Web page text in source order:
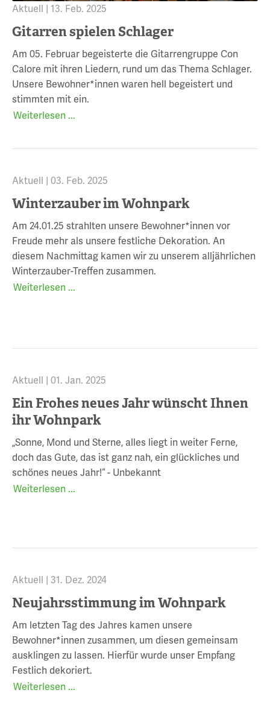
Aktuell | 13. Feb. 2025
Gitarren spielen Schlager
Am 05. Februar begeisterte die Gitarrengruppe Con
Calore mit ihren Liedern, rund um das Thema Schlager.
Unsere Bewohner*innen waren hell begeistert und
stimmten mit ein.
Weiterlesen ...
Aktuell | 03. Feb. 2025
Winterzauber im Wohnpark
Am 24.01.25 strahlten unsere Bewohner*innen vor
Freude mehr als unsere festliche Dekoration. An
diesem Nachmittag kamen wir zu unserem alljährlichen
Winterzauber-Treffen zusammen.
Weiterlesen ...
Aktuell | 01. Jan. 2025
Ein Frohes neues Jahr wünscht Ihnen
ihr Wohnpark
„Sonne, Mond und Sterne, alles liegt in weiter Ferne,
doch das Gute, das ist ganz nah, ein glückliches und
schönes neues Jahr!“ - Unbekannt
Weiterlesen ...
Aktuell | 31. Dez. 2024
Neujahrsstimmung im Wohnpark
Am letzten Tag des Jahres kamen unsere
Bewohner*innen zusammen, um diesen gemeinsam
ausklingen zu lassen. Hierfür wurde unser Empfang
Festlich dekoriert.
Weiterlesen ...